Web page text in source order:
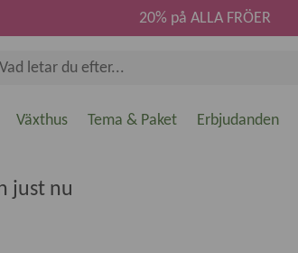
20% på ALLA FRÖER
Växthus Tema & Paket Erbjudanden
just nu